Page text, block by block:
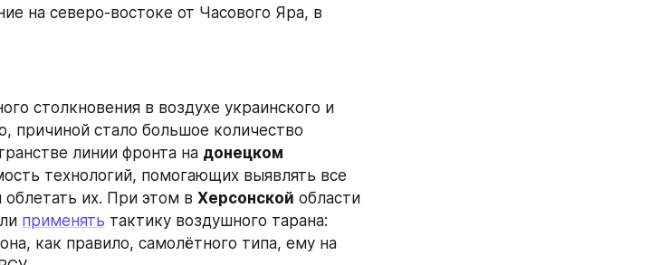
на северо-востоке от Часового Яра, в
столкновения в воздухе украинского и
причиной стало большое количество
линии фронта на донецком
технологий, помогающих выявлять все
их. При этом в Херсонской области
применять тактику воздушного тарана:
как правило, самолётного типа, ему на